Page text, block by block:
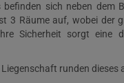
sich neben dem
3 Räume auf, wobei der
Sicherheit sorgt eine
runden dieses